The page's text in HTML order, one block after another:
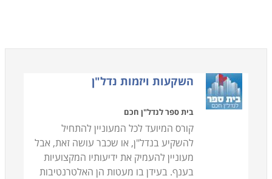
השקעות ויזמות נדל"ן
בית ספר לנדל"ן חכם
קורס המיועד לכל המעוניין להתחיל
להשקיע בנדל"ן, או שכבר עושה זאת, אבל
מעוניין להעמיק את ידיעותיו המקצועיות
בענף. בעידן בו מעטות הן האלטרנטיבות